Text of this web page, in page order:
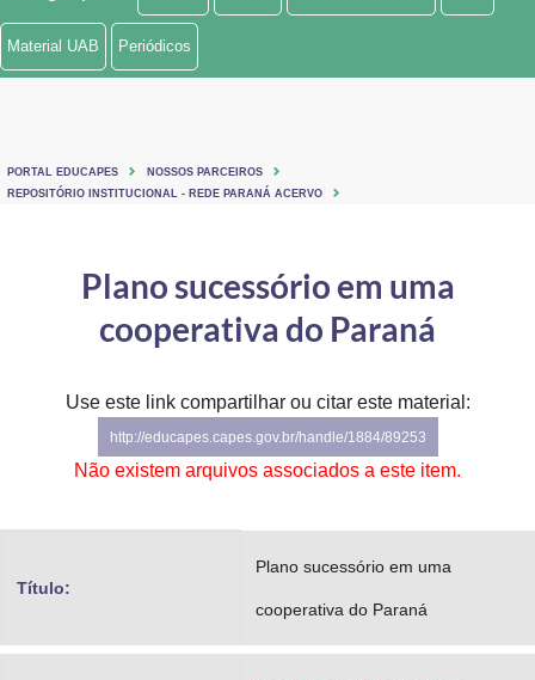
Ministério de Minas e Energia
Ministério do Turismo
Controladoria-Geral da União
Ministério da Mulher, da Família e dos Direitos Humanos
Secretaria-Geral
Material UAB Periódicos
PORTAL EDUCAPES
NOSSOS PARCEIROS
REPOSITÓRIO INSTITUCIONAL - REDE PARANÁ ACERVO
Plano sucessório em uma
cooperativa do Paraná
Use este link compartilhar ou citar este material:
http://educapes.capes.gov.br/handle/1884/89253
Não existem arquivos associados a este item.
Título:
Plano sucessório em uma
cooperativa do Paraná